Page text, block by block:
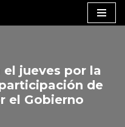
el jueves por la
de
el Gobierno